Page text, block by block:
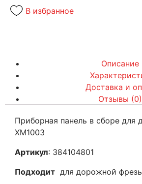
В избранное
Описание
Доставка и
Отзывы (0)
Приборная панель в сборе для
XM1003
Артикул: 384104801
Подходит для дорожной